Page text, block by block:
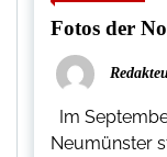
Fotos der
Im
Neumünster